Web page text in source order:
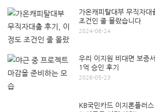
가온캐피탈대부 무직자대
조건인 줄 몰랐습니다
2024-06-24
우리 이지원 비대면 보증
1억 승인 후기
2026-05-23
KB국민카드 이지론플러